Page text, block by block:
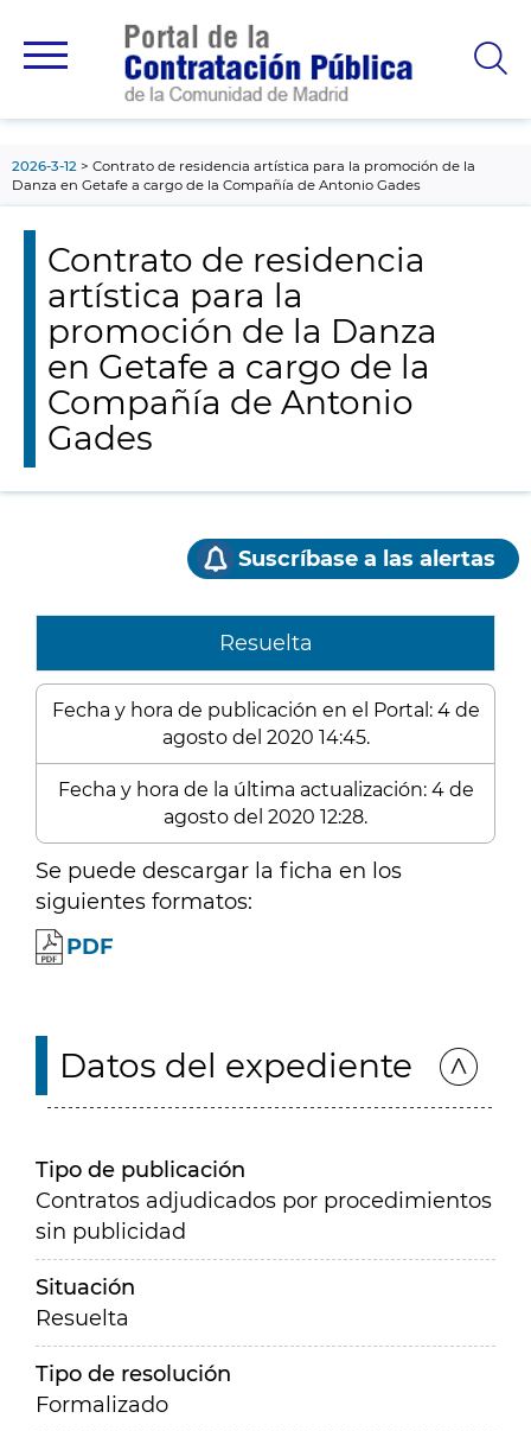
principal
2026-3-12
Contrato de residencia artística para la promoción de la
Danza en Getafe a cargo de la Compañía de Antonio Gades
Contrato de residencia
artística para la
promoción de la Danza
en Getafe a cargo de la
Compañía de Antonio
Gades
Suscríbase a las alertas
Resuelta
Fecha y hora de publicación en el Portal: 4 de
agosto del 2020 14:45.
Fecha y hora de la última actualización: 4 de
agosto del 2020 12:28.
Se puede descargar la ficha en los
siguientes formatos:
PDF
Datos del expediente
Tipo de publicación
Contratos adjudicados por procedimientos
sin publicidad
Situación
Resuelta
Tipo de resolución
Formalizado